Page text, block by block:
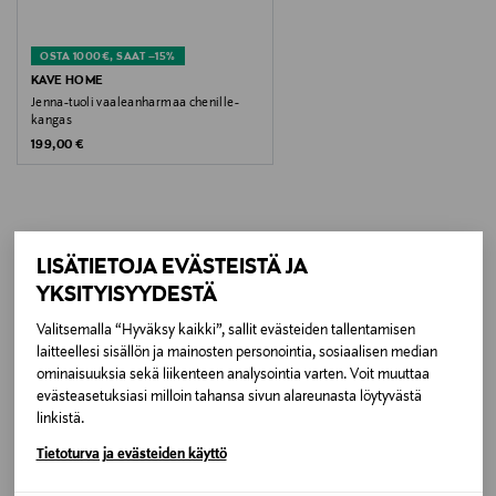
LISÄTIETOJA EVÄSTEISTÄ JA
YKSITYISYYDESTÄ
Valitsemalla “Hyväksy kaikki”, sallit evästeiden tallentamisen
laitteellesi sisällön ja mainosten personointia, sosiaalisen median
ominaisuuksia sekä liikenteen analysointia varten. Voit muuttaa
evästeasetuksiasi milloin tahansa sivun alareunasta löytyvästä
linkistä.
Tietoturva ja evästeiden käyttö
Koko
62 x 50 x 86 cm
Valmistusmaa
VP7177002433
KAVE HOME S.L.U.
Valmistajan osoite
C/ Tallers, 14, 17410 Sils, Girona, Spain
OSTA 1000€, SAAT –15%
KAVE HOME
Jenna-tuoli vaaleanharmaa chenille-
kangas
Original Price
199,00 €
LISÄÄ KIINNOSTAVIA
TUOTTEITA